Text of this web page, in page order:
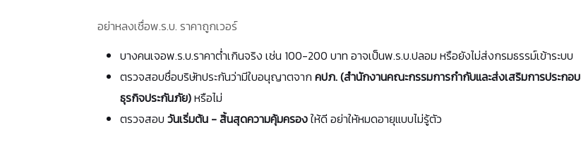
อย่าหลงเชื่อพ.ร.บ. ราคาถูกเวอร์
บางคนเจอพ.ร.บ.ราคาต่ำเกินจริง เช่น 100-200 บาท อาจเป็นพ.ร.บ.ปลอม หรือยังไม่ส่งกรมธรรม์เข้าระบบ
ตรวจสอบชื่อบริษัทประกันว่ามีใบอนุญาตจาก คปภ. (สำนักงานคณะกรรมการกำกับและส่งเสริมการประกอบ
ธุรกิจประกันภัย)หรือไม่
ตรวจสอบ วันเริ่มต้น - สิ้นสุดความคุ้มครองให้ดี อย่าให้หมดอายุแบบไม่รู้ตัว